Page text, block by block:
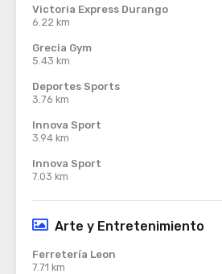
Victoria Express Durango
6.22 km
Grecia Gym
5.43 km
Deportes Sports
3.76 km
Innova Sport
3.94 km
Innova Sport
7.03 km
Arte y Entretenimiento
Ferretería Leon
7.71 km